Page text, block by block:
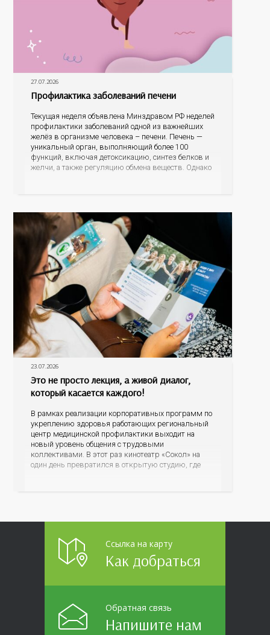
27.07.2026
Профилактика заболеваний печени
Текущая неделя объявлена Минздравом РФ неделей
профилактики заболеваний одной из важнейших
желёз в организме человека – печени. Печень —
уникальный орган, выполняющий более 100
функций, включая детоксикацию, синтез белков и
желчи, а также регуляцию обмена веществ. Однако
23.07.2026
Это не просто лекция, а живой диалог,
который касается каждого!
В рамках реализации корпоративных программ по
укреплению здоровья работающих региональный
центр медицинской профилактики выходит на
новый уровень общения с трудовыми
коллективами. В этот раз кинотеатр «Сокол» на
один день превратился в открытую студию, где
Ссылка на карту
Как добраться
Обратная связь
Напишите нам